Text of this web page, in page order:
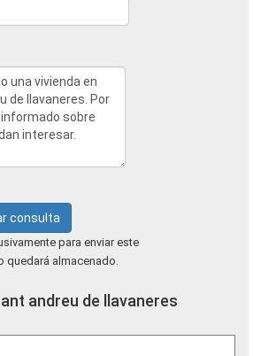
consulta
para enviar este
quedará almacenado.
andreu de llavaneres